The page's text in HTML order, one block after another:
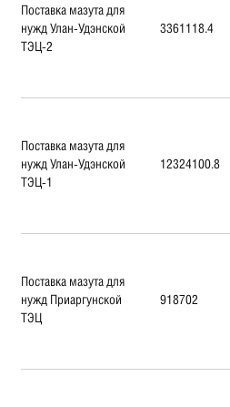
Поставка мазута для
нужд Улан-Удэнской
ТЭЦ-2
3361118.4
Поставка мазута для
нужд Улан-Удэнской
ТЭЦ-1
12324100.8
Поставка мазута для
нужд Приаргунской
ТЭЦ
918702